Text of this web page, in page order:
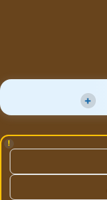
+
!